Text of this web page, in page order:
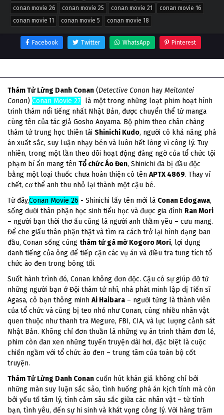
conan movie 26
conan movie 25 conan movie 21
conan movie 16
conan movie 11
conan movie 5 conan movie 18
Facebook Twitter WhatsApp Pinterest
Thám Tử Lừng Danh Conan (Detective Conan hay Meitantei
Conan) Conan Movie 27 là một trong những loạt phim hoạt hình
trinh thám nổi tiếng nhất Nhật Bản, được chuyển thể từ manga
cùng tên của tác giả Gosho Aoyama. Bộ phim theo chân chàng
thám tử trung học thiên tài Shinichi Kudo, người có khả năng phá
án xuất sắc, suy luận nhạy bén và luôn hết lòng vì công lý. Tuy
nhiên, trong một lần theo dõi hoạt động đáng ngờ của tổ chức tội
phạm bí ẩn mang tên Tổ chức Áo Đen, Shinichi đã bị đầu độc
bằng một loại thuốc chưa hoàn thiện có tên APTX 4869. Thay vì
chết, cơ thể anh thu nhỏ lại thành một cậu bé.
Từ đây,Conan Movie 26 - Shinichi lấy tên mới là Conan Edogawa,
sống dưới thân phận học sinh tiểu học và được gia đình Ran Mori
– người bạn thời thơ ấu cũng là người anh thầm yêu – cưu mang.
Để che giấu thân phận thật và tìm ra cách trở lại hình dạng ban
đầu, Conan sống cùng thám tử gà mờ Kogoro Mori, lợi dụng
danh tiếng của ông để tiếp cận các vụ án và điều tra tung tích tổ
chức áo đen trong bóng tối.
Suốt hành trình đó, Conan không đơn độc. Cậu có sự giúp đỡ từ
những người bạn ở Đội thám tử nhí, nhà phát minh lập dị Tiến sĩ
Agasa, cô bạn thông minh Ai Haibara – người từng là thành viên
của tổ chức và cũng bị teo nhỏ như Conan, cùng nhiều nhân vật
quen thuộc như thanh tra Megure, FBI, CIA, và lực lượng cảnh sát
Nhật Bản. Không chỉ đơn thuần là những vụ án trinh thám đơn lẻ,
phim còn đan xen những tuyến truyện dài hơi, đặc biệt là cuộc
chiến ngầm với tổ chức áo đen – trung tâm của toàn bộ cốt
truyện.
Thám Tử Lừng Danh Conan cuốn hút khán giả không chỉ bởi
những màn suy luận sắc sảo, tình huống phá án kịch tính mà còn
bởi yếu tố tâm lý, tình cảm sâu sắc giữa các nhân vật – từ tình
bạn, tình yêu, đến sự hi sinh và khát vọng công lý. Với hàng trăm